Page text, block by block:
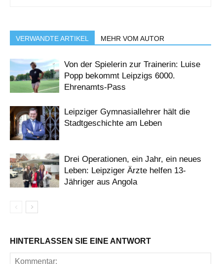
VERWANDTE ARTIKEL MEHR VOM AUTOR
Von der Spielerin zur Trainerin: Luise
Popp bekommt Leipzigs 6000.
Ehrenamts-Pass
Leipziger Gymnasiallehrer hält die
Stadtgeschichte am Leben
Drei Operationen, ein Jahr, ein neues
Leben: Leipziger Ärzte helfen 13-
Jähriger aus Angola
HINTERLASSEN SIE EINE ANTWORT